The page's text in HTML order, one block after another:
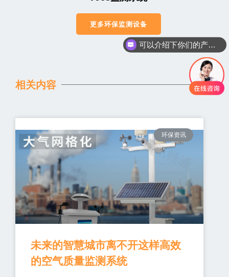
更多环保监测设备
相关内容
环保资讯
未来的智慧城市离不开这样高效
的空气质量监测系统
可以介绍下你们的产品么